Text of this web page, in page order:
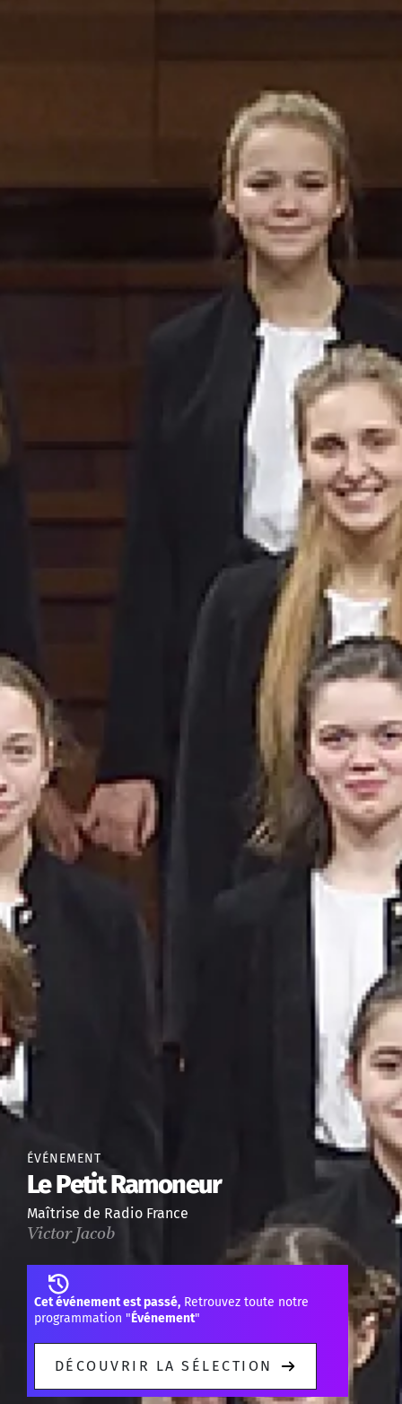
ÉVÉNEMENT
Le Petit Ramoneur
Maîtrise de Radio France
Victor Jacob
Cet événement est passé, Retrouvez toute notre
programmation "Événement"
DÉCOUVRIR LA SÉLECTION